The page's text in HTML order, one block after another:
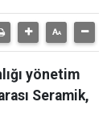
yönetim
Seramik,